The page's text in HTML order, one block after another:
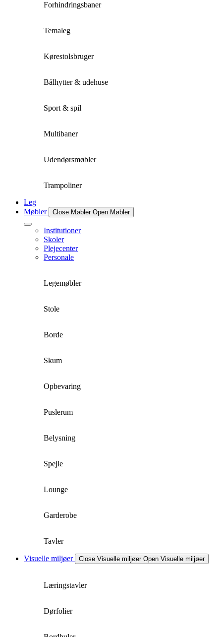
Forhindringsbaner
Temaleg
Kørestolsbruger
Bålhytter & udehuse
Sport & spil
Multibaner
Udendørsmøbler
Trampoliner
Leg
Møbler
Close Møbler Open Møbler
Institutioner
Skoler
Plejecenter
Personale
Legemøbler
Stole
Borde
Skum
Opbevaring
Puslerum
Belysning
Spejle
Lounge
Garderobe
Tavler
Visuelle miljøer Close Visuelle miljøer Open Visuelle miljøer
Læringstavler
Dørfolier